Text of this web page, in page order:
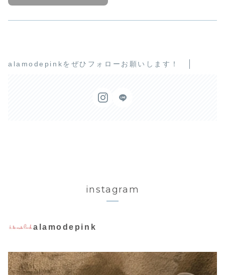
alamodepinkをぜひフォローお願いします！
instagram
alamodepink